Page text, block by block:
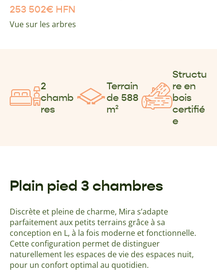
253 502€ HFN
Vue sur les arbres
2
chamb
res
Terrain
de 588
m²
Structu
re en
bois
certifié
e
Plain pied 3 chambres
Discrète et pleine de charme, Mira s’adapte
parfaitement aux petits terrains grâce à sa
conception en L, à la fois moderne et fonctionnelle.
Cette configuration permet de distinguer
naturellement les espaces de vie des espaces nuit,
pour un confort optimal au quotidien.